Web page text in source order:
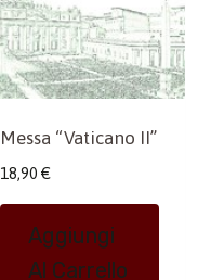
Messa “Vaticano II”
18,90 €
Aggiungi
Al Carrello